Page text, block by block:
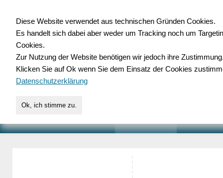
für Handwerk,
Diese Website verwendet aus technischen Gründen Cookies.
Es handelt sich dabei aber weder um Tracking noch um
Cookies.
Zur Nutzung der Website benötigen wir jedoch ihre
Klicken Sie auf Ok wenn Sie dem Einsatz der Cookies
Datenschutzerklärung
Ok, ich stimme zu.